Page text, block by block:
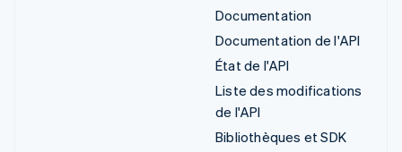
Documentation
Documentation de l'API
État de l'API
Liste des modifications
de l'API
Bibliothèques et SDK